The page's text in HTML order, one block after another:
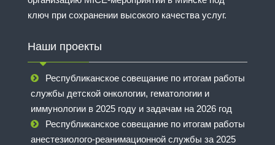
ключ при сохранении высокого качества услуг.
Наши проекты
Республиканское совещание по итогам работы
службы детской онкологии, гематологии и
иммунологии в 2025 году и задачам на 2026 год
Республиканское совещание по итогам работы
анестезиолого-реанимационной службы за 2025